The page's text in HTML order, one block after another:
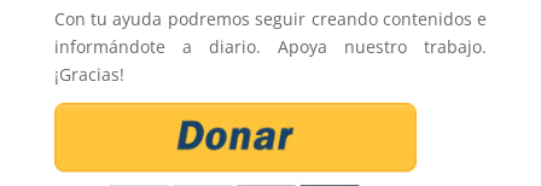
Con tu ayuda podremos seguir creando contenidos e
informándote a diario. Apoya nuestro trabajo.
¡Gracias!